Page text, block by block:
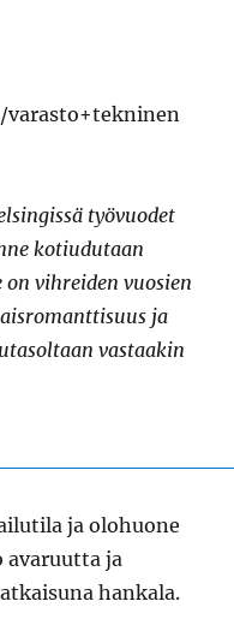
varasto+tekninen
työvuodet
kotiudutaan
vihreiden vuosien
ja
vastaakin
ja olohuone
avaruutta ja
hankala.